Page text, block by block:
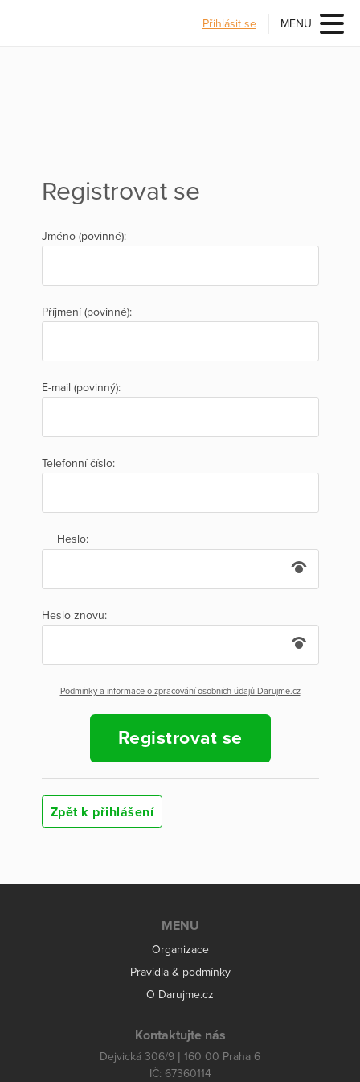
Přihlásit se MENU
Registrovat se
Jméno (povinné):
Příjmení (povinné):
E-mail (povinný):
Telefonní číslo:
Heslo:
Heslo znovu:
Podmínky a informace o zpracování osobních údajů Darujme.cz
Registrovat se
Zpět k přihlášení
MENU
Organizace
Pravidla & podmínky
O Darujme.cz
Kontaktujte nás
Dejvická 306/9 | 160 00 Praha 6
IČ: 67360114